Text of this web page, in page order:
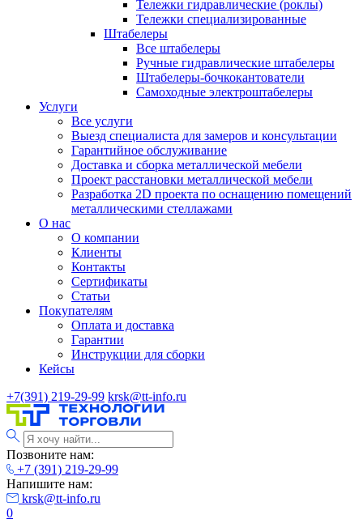
Тележки гидравлические (роклы)
Тележки специализированные
Штабелеры
Все штабелеры
Ручные гидравлические штабелеры
Штабелеры-бочкокантователи
Самоходные электроштабелеры
Услуги
Все услуги
Выезд специалиста для замеров и консультации
Гарантийное обслуживание
Доставка и сборка металлической мебели
Проект расстановки металлической мебели
Разработка 2D проекта по оснащению помещений
металлическими стеллажами
О нас
О компании
Клиенты
Контакты
Сертификаты
Статьи
Покупателям
Оплата и доставка
Гарантии
Инструкции для сборки
Кейсы
+7(391) 219-29-99 krsk@tt-info.ru
Позвоните нам:
+7 (391) 219-29-99
Напишите нам:
krsk@tt-info.ru
0